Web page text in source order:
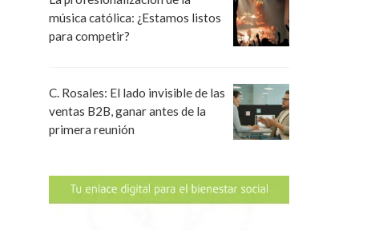
música católica: ¿Estamos listos
para competir?
C. Rosales: El lado invisible de las
ventas B2B, ganar antes de la
primera reunión